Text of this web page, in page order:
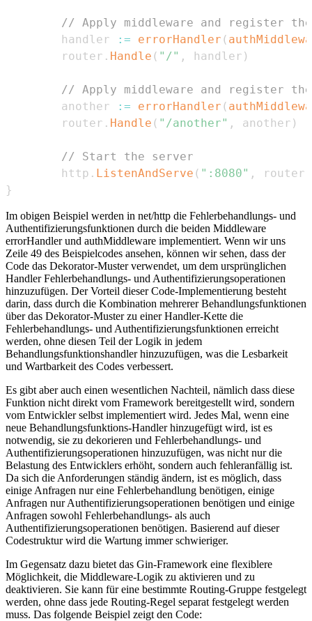
// Apply middleware and register
        handler
:= errorHandler (
        router
. Handle ( "/" , handler )
// Apply middleware and register
        another
:= errorHandler (
        router
. Handle ( "/another" , another )
// Start the server
        http
. ListenAndServe ( ":8080" , router
}
Im obigen Beispiel werden in net/http die Fehlerbehandlungs- und
Authentifizierungsfunktionen durch die beiden Middleware
errorHandler und authMiddleware implementiert. Wenn wir uns
Zeile 49 des Beispielcodes ansehen, können wir sehen, dass der
Code das Dekorator-Muster verwendet, um dem ursprünglichen
Handler Fehlerbehandlungs- und Authentifizierungsoperationen
hinzuzufügen. Der Vorteil dieser Code-Implementierung besteht
darin, dass durch die Kombination mehrerer Behandlungsfunktionen
über das Dekorator-Muster zu einer Handler-Kette die
Fehlerbehandlungs- und Authentifizierungsfunktionen erreicht
werden, ohne diesen Teil der Logik in jedem
Behandlungsfunktionshandler hinzuzufügen, was die Lesbarkeit
und Wartbarkeit des Codes verbessert.
Es gibt aber auch einen wesentlichen Nachteil, nämlich dass diese
Funktion nicht direkt vom Framework bereitgestellt wird, sondern
vom Entwickler selbst implementiert wird. Jedes Mal, wenn eine
neue Behandlungsfunktions-Handler hinzugefügt wird, ist es
notwendig, sie zu dekorieren und Fehlerbehandlungs- und
Authentifizierungsoperationen hinzuzufügen, was nicht nur die
Belastung des Entwicklers erhöht, sondern auch fehleranfällig ist.
Da sich die Anforderungen ständig ändern, ist es möglich, dass
einige Anfragen nur eine Fehlerbehandlung benötigen, einige
Anfragen nur Authentifizierungsoperationen benötigen und einige
Anfragen sowohl Fehlerbehandlungs- als auch
Authentifizierungsoperationen benötigen. Basierend auf dieser
Codestruktur wird die Wartung immer schwieriger.
Im Gegensatz dazu bietet das Gin-Framework eine flexiblere
Möglichkeit, die Middleware-Logik zu aktivieren und zu
deaktivieren. Sie kann für eine bestimmte Routing-Gruppe festgelegt
werden, ohne dass jede Routing-Regel separat festgelegt werden
muss. Das folgende Beispiel zeigt den Code: